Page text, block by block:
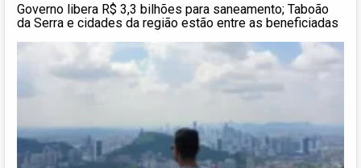
Governo libera R$ 3,3 bilhões para saneamento; Taboão
da Serra e cidades da região estão entre as beneficiadas